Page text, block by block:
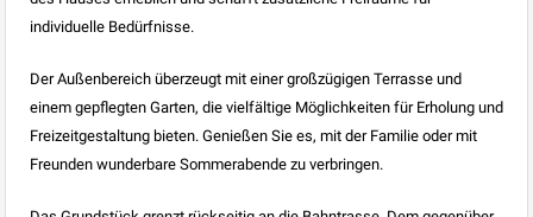
individuelle Bedürfnisse.
Der Außenbereich überzeugt mit einer großzügigen Terrasse und
einem gepflegten Garten, die vielfältige Möglichkeiten für Erholung und
Freizeitgestaltung bieten. Genießen Sie es, mit der Familie oder mit
Freunden wunderbare Sommerabende zu verbringen.